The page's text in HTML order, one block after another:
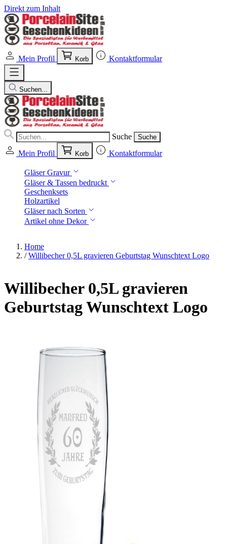
Direkt zum Inhalt
Mein Profil Korb Kontaktformular
Suchen...
Suche Suche
Mein Profil Korb Kontaktformular
Gläser Gravur
Gläser & Tassen bedruckt
Geschenksets
Holzartikel
Gläser nach Sorten
Artikel ohne Dekor
Home
/ Willibecher 0,5L gravieren Geburtstag Wunschtext Logo
Willibecher 0,5L gravieren
Geburtstag Wunschtext Logo